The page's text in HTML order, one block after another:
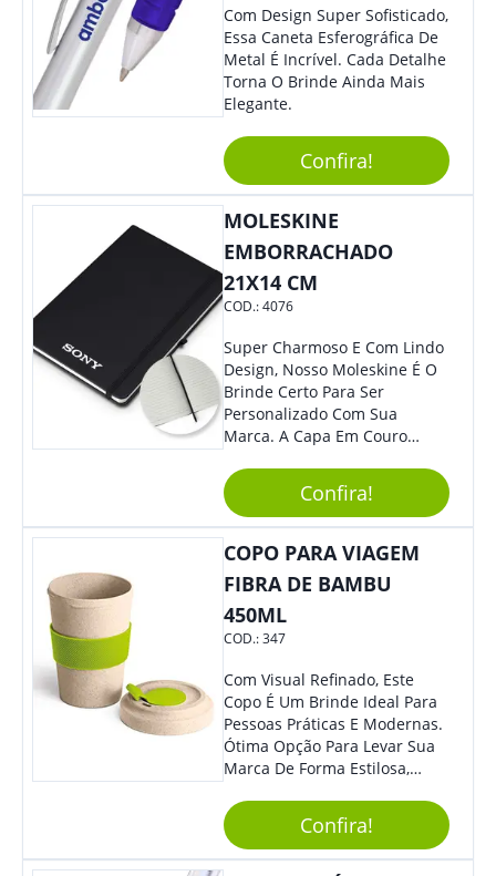
Com Design Super Sofisticado,
Essa Caneta Esferográfica De
Metal É Incrível. Cada Detalhe
Torna O Brinde Ainda Mais
Elegante.
Confira!
MOLESKINE
EMBORRACHADO
21X14 CM
COD.:4076
Super Charmoso E Com Lindo
Design, Nosso Moleskine É O
Brinde Certo Para Ser
Personalizado Com Sua
Marca. A Capa Em Couro
Elástico Permite Maior
Segurança Ao Carregá-Lo.
Ofereça A Seus Clientes E
Colaboradores, Sem Dúvidas
Confira!
COPO PARA VIAGEM
FIBRA DE BAMBU
450ML
COD.:347
Com Visual Refinado, Este
Copo É Um Brinde Ideal Para
Pessoas Práticas E Modernas.
Ótima Opção Para Levar Sua
Marca De Forma Estilosa,
Empresa Em Eventos,
Reuniões Corporativas Ou Até
Mesmo Para Presentear
Confira!